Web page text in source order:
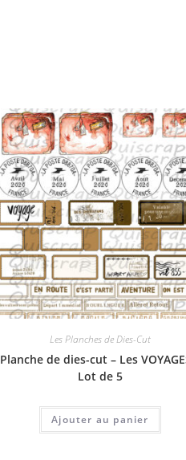
Les Planches de Dies-Cut
Planche de dies-cut – Les
Lot de 5
Ajouter au panier